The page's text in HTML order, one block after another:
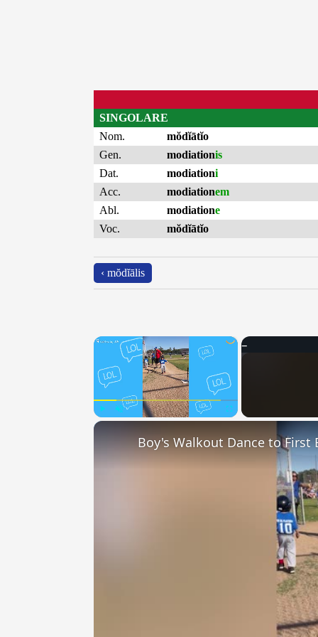
SINGOLARE
Nom.
mŏdĭātĭo
Gen.
modiationis
Dat.
modiationi
Acc.
modiationem
Abl.
modiatione
Voc.
mŏdĭātĭo
‹ mŏdĭālis
×
Boy's Walkout Dance to First